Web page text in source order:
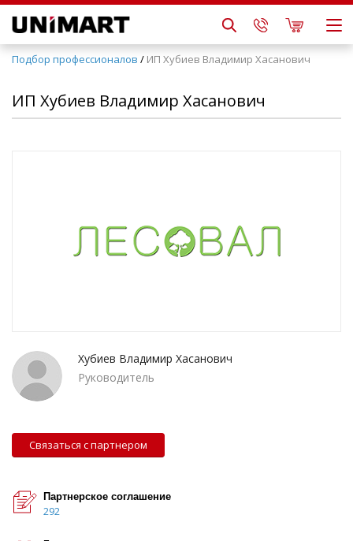
Подбор профессионалов / ИП Хубиев Владимир Хасанович
ИП Хубиев Владимир Хасанович
Хубиев Владимир Хасанович
Руководитель
Связаться с партнером
Партнерское соглашение
292